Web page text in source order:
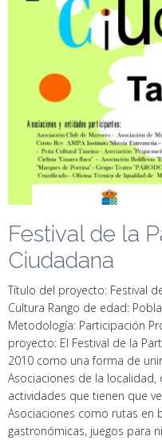
Festival de la
Ciudadana
Título del proyecto: Festival
Cultura Rango de edad:
Metodología: Participación
proyecto: El Festival de la
2010 como una forma de
Asociaciones de la
actividades que tienen que
Asociaciones como rutas en
gastronómicas, juegos para